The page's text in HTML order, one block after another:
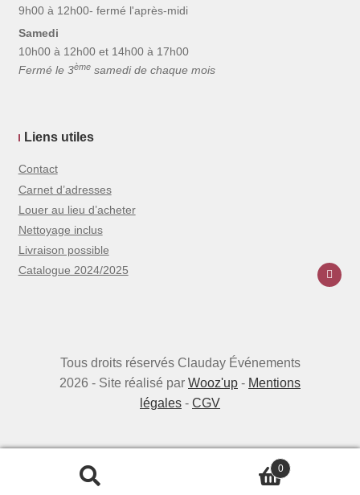
9h00 à 12h00- fermé l'après-midi
Samedi
10h00 à 12h00 et 14h00 à 17h00
Fermé le 3èmesamedi de chaque mois
Liens utiles
Contact
Carnet d’adresses
Louer au lieu d’acheter
Nettoyage inclus
Livraison possible
Catalogue 2024/2025
0
Tous droits réservés Clauday Événements
2026 - Site réalisé par Wooz'up - Mentions
légales - CGV